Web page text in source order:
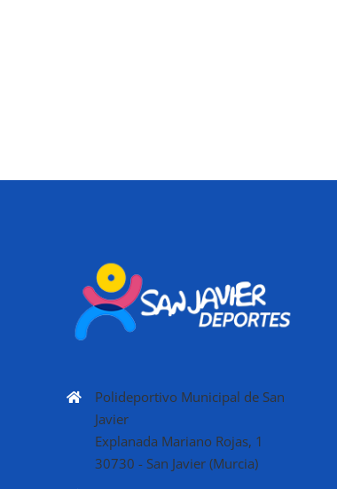
Polideportivo Municipal de San
Javier
Explanada Mariano Rojas, 1
30730 - San Javier (Murcia)